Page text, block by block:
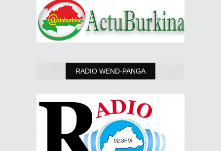
RADIO WEND-PANGA